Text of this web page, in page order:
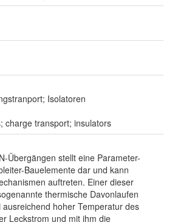
Isolatoren
charge transport; insulators
Übergängen stellt eine Parameter-
Bauelemente dar und kann
auftreten. Einer dieser
thermische Davonlaufen
hoher Temperatur des
Leckstrom und mit ihm die